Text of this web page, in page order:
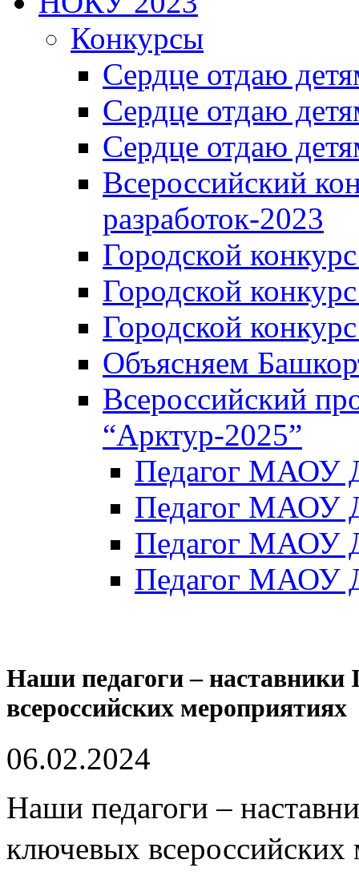
Конкурсы
Сердце отдаю
Сердце отдаю
Сердце отдаю
Всероссийский
разработок-2023
Городской
Городской
Городской
Объясняем
Всероссийский
“Арктур-2025”
Педагог МАОУ
Педагог МАОУ
Педагог МАОУ
Педагог МАОУ
Наши педагоги – наставники
всероссийских мероприятиях
06.02.2024
Наши педагоги –
ключевых всероссийских